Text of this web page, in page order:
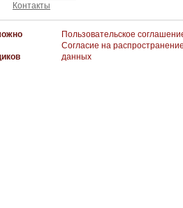
Контакты
Пользовательское
Согласие на
данных